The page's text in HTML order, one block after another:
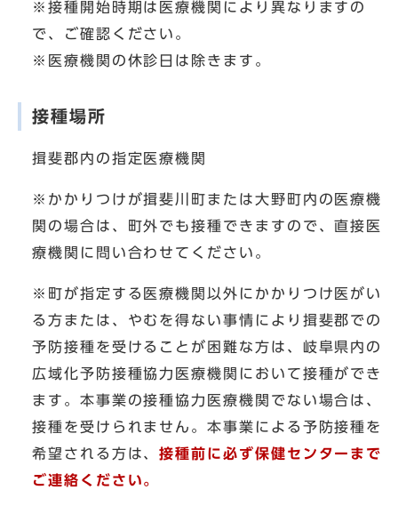
※接種開始時期は医療機関により異なりますの
で、ご確認ください。
※医療機関の休診日は除きます。
接種場所
揖斐郡内の指定医療機関
※かかりつけが揖斐川町または大野町内の医療機
関の場合は、町外でも接種できますので、直接医
療機関に問い合わせてください。
※町が指定する医療機関以外にかかりつけ医がい
る方または、やむを得ない事情により揖斐郡での
予防接種を受けることが困難な方は、岐阜県内の
広域化予防接種協力医療機関において接種ができ
ます。本事業の接種協力医療機関でない場合は、
接種を受けられません。本事業による予防接種を
希望される方は、接種前に必ず保健センターまで
ご連絡ください。